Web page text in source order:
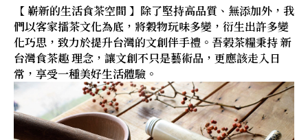
【 嶄新的生活食茶空間 】除了堅持高品質、無添加外，我
們以客家擂茶文化為底，將穀物玩味多變，衍生出許多變
化巧思，致力於提升台灣的文創伴手禮。吾榖茶糧秉持 新
台灣食茶趣 理念，讓文創不只是藝術品，更應該走入日
常，享受一種美好生活體驗。